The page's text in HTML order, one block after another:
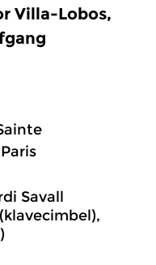
Villa-Lobos,
Savall